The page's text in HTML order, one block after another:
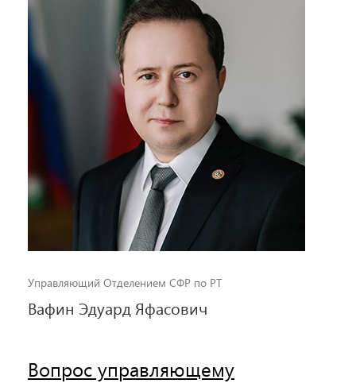
Управляющий Отделением СФР по РТ
Вафин Эдуард Яфасович
Вопрос управляющему